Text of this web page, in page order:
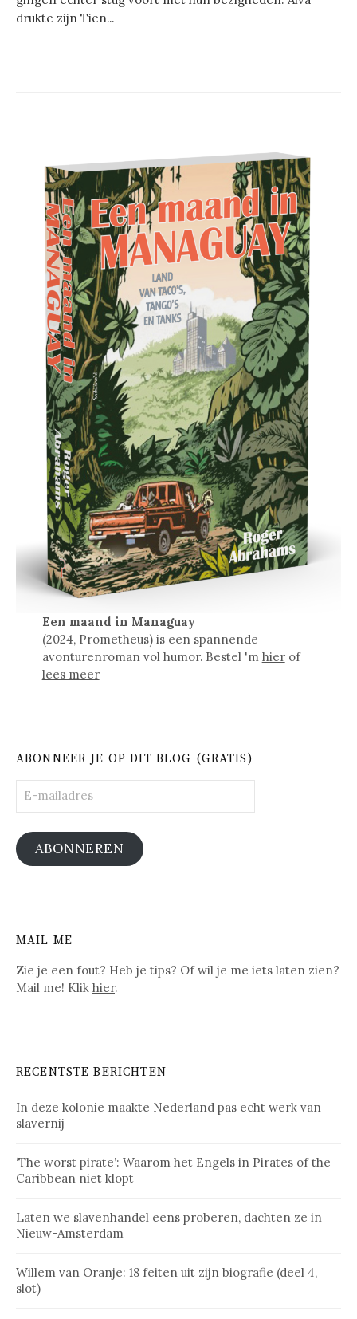
drukte zijn Tien...
Een maand in Managuay
(2024, Prometheus) is een spannende
avonturenroman vol humor. Bestel 'm hierof
lees meer
ABONNEER JE OP DIT BLOG (GRATIS)
mailadres
ABONNEREN
MAIL ME
Zie je een fout? Heb je tips? Of wil je me iets laten zien?
Mail me! Klik hier.
RECENTSTE BERICHTEN
In deze kolonie maakte Nederland pas echt werk van
slavernij
‘The worst pirate’: Waarom het Engels in Pirates of the
Caribbean niet klopt
Laten we slavenhandel eens proberen, dachten ze in
Nieuw-Amsterdam
Willem van Oranje: 18 feiten uit zijn biografie (deel 4,
slot)